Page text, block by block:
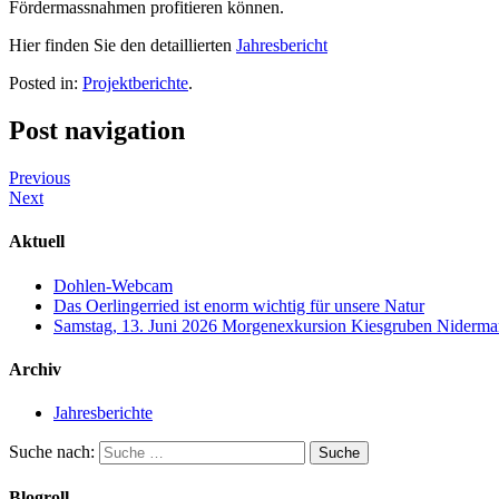
Fördermassnahmen profitieren können.
Hier finden Sie den detaillierten Jahresbericht
Posted in: Projektberichte.
Post navigation
Previous
Next
Aktuell
Dohlen-Webcam
Das Oerlingerried ist enorm wichtig für unsere Natur
Samstag, 13. Juni 2026 Morgenexkursion Kiesgruben
Archiv
Jahresberichte
Suche nach: